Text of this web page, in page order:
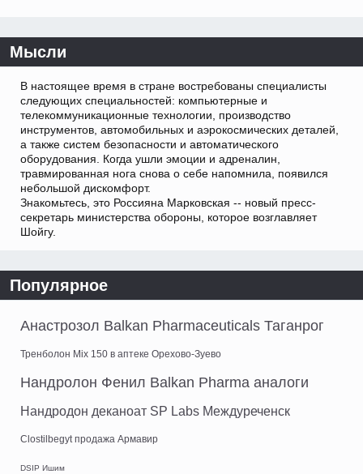
Мысли
В настоящее время в стране востребованы специалисты
следующих специальностей: компьютерные и
телекоммуникационные технологии, производство
инструментов, автомобильных и аэрокосмических деталей,
а также систем безопасности и автоматического
оборудования. Когда ушли эмоции и адреналин,
травмированная нога снова о себе напомнила, появился
небольшой дискомфорт.
Знакомьтесь, это Россияна Марковская -- новый пресс-
секретарь министерства обороны, которое возглавляет
Шойгу.
Популярное
Анастрозол Balkan Pharmaceuticals Таганрог
Тренболон Mix 150 в аптеке Орехово-Зуево
Нандролон Фенил Balkan Pharma аналоги
Нандродон деканоат SP Labs Междуреченск
Clostilbegyt продажа Армавир
DSIP Ишим